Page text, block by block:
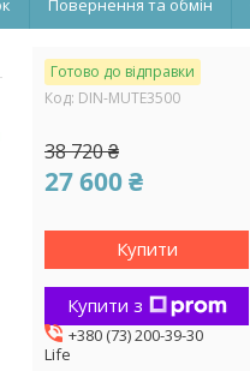
Повернення та обмін
Готово до відправки
Код: DIN-MUTE3500
38 720 ₴
27 600 ₴
Купити
Купити з
+380 (73) 200-39-30
Life